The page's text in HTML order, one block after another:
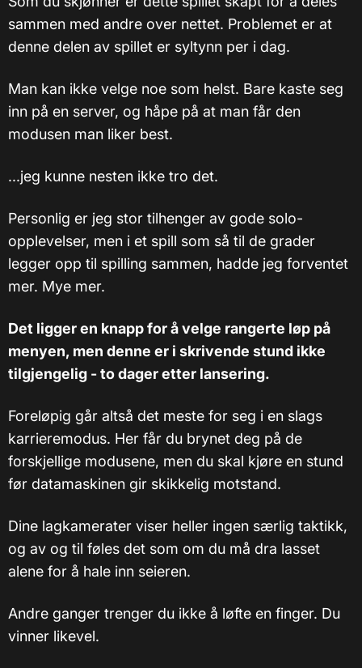
sammen med andre over nettet. Problemet er at
denne delen av spillet er syltynn per i dag.
Man kan ikke velge noe som helst. Bare kaste seg
inn på en server, og håpe på at man får den
modusen man liker best.
...jeg kunne nesten ikke tro det.
Personlig er jeg stor tilhenger av gode solo-
opplevelser, men i et spill som så til de grader
legger opp til spilling sammen, hadde jeg forventet
mer. Mye mer.
Det ligger en knapp for å velge rangerte løp på
menyen, men denne er i skrivende stund ikke
tilgjengelig - to dager etter lansering.
Foreløpig går altså det meste for seg i en slags
karrieremodus. Her får du brynet deg på de
forskjellige modusene, men du skal kjøre en stund
før datamaskinen gir skikkelig motstand.
Dine lagkamerater viser heller ingen særlig taktikk,
og av og til føles det som om du må dra lasset
alene for å hale inn seieren.
Andre ganger trenger du ikke å løfte en finger. Du
vinner likevel.